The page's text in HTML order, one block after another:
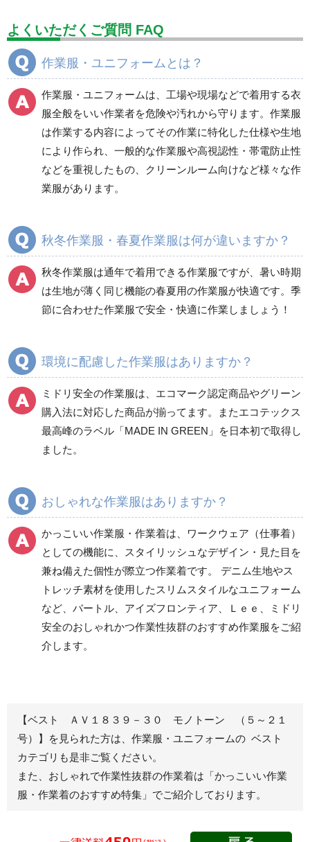
設備用品・作業補助用品 工事作業用品
分煙対策機器
電気保守用品 ワイパー クリーンルーム対策用品
防災グッズ（防災セット） 救急医療品
健康管理器具 季節商品 ウイルス対策用品
商品カテゴリ一覧
秋冬長袖
食品産業用長袖
食品産業用半袖
秋冬長袖
ワークパンツ
春夏ワークパンツ作業
ズボン
秋冬ワークパンツ作業
ズボン
ツ
クリーンウェアワーク
パンツ
カーゴパンツ
春夏カーゴパンツ作業
ズボン
ズボン
レディース作業着
ブルゾン
ジャンパー
秋冬長袖
春夏半袖
スモック
シャツ
よくいただくご質問 FAQ
作業服・ユニフォームとは？
作業服・ユニフォームは、工場や現場などで着用する衣
服全般をいい作業者を危険や汚れから守ります。作業服
は作業する内容によってその作業に特化した仕様や生地
により作られ、一般的な作業服や高視認性・帯電防止性
などを重視したもの、クリーンルーム向けなど様々な作
業服があります。
秋冬作業服・春夏作業服は何が違いますか？
秋冬作業服は通年で着用できる作業服ですが、暑い時期
は生地が薄く同じ機能の春夏用の作業服が快適です。季
節に合わせた作業服で安全・快適に作業しましょう！
環境に配慮した作業服はありますか？
ミドリ安全の作業服は、エコマーク認定商品やグリーン
購入法に対応した商品が揃ってます。またエコテックス
最高峰のラベル「MADE IN GREEN」を日本初で取得し
ました。
おしゃれな作業服はありますか？
かっこいい作業服・作業着は、ワークウェア（仕事着）
としての機能に、スタイリッシュなデザイン・見た目を
兼ね備えた個性が際立つ作業着です。 デニム生地やス
トレッチ素材を使用したスリムスタイルなユニフォーム
など、バートル、アイズフロンティア、Ｌｅｅ、ミドリ
安全のおしゃれかつ作業性抜群のおすすめ作業服をご紹
介します。
【ベスト ＡＶ１８３９－３０ モノトーン （５～２１
号）】を見られた方は、作業服・ユニフォームの ベスト
カテゴリも是非ご覧ください。
また、おしゃれで作業性抜群の作業着は 「かっこいい作業
服・作業着のおすすめ特集」 でご紹介しております。